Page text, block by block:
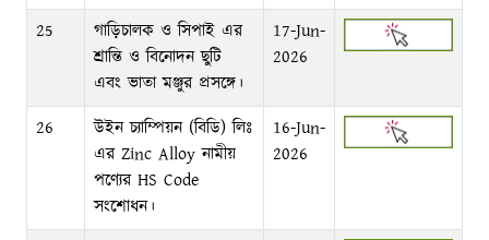
25
গাড়িচালক ও সিপাই এর
শ্রান্তি ও বিনোদন ছুটি
এবং ভাতা মঞ্জুর প্রসঙ্গে।
17-Jun-
2026
26
উইন চ্যাম্পিয়ন (বিডি) লিঃ
এর Zinc Alloy নামীয়
পণ্যের HS Code
সংশোধন।
16-Jun-
2026